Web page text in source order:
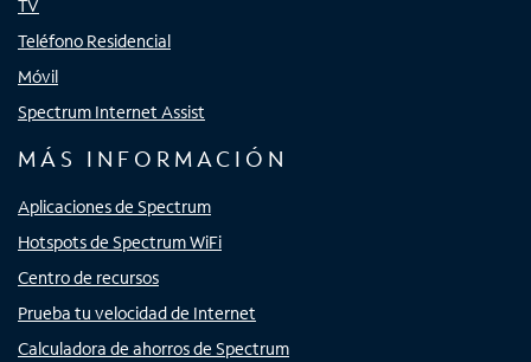
TV
Teléfono Residencial
Móvil
Spectrum Internet Assist
MÁS INFORMACIÓN
Aplicaciones de Spectrum
Hotspots de Spectrum WiFi
Centro de recursos
Prueba tu velocidad de Internet
Calculadora de ahorros de Spectrum